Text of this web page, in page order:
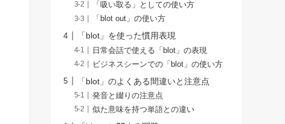
「吸い取る」としての使い方
「blot out」の使い方
「blot」を使った慣用表現
日常会話で使える「blot」の表現
ビジネスシーンでの「blot」の使い方
「blot」のよくある間違いと注意点
発音と綴りの注意点
似た意味を持つ単語との違い